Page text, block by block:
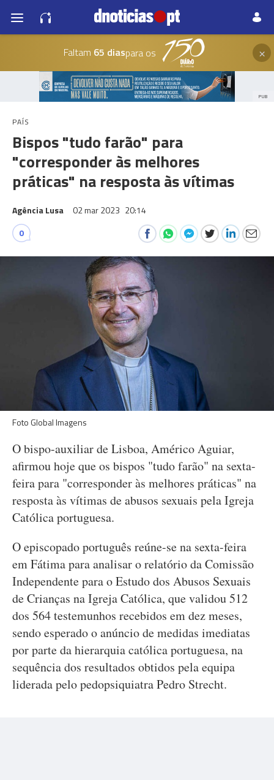
Faltam 65 diaspara os ×
PUB
PAÍS
Bispos "tudo farão" para
"corresponder às melhores
práticas" na resposta às vítimas
Agência Lusa 02 mar 2023 20:14
0
Foto Global Imagens
O bispo-auxiliar de Lisboa, Américo Aguiar,
afirmou hoje que os bispos "tudo farão" na sexta-
feira para "corresponder às melhores práticas" na
resposta às vítimas de abusos sexuais pela Igreja
Católica portuguesa.
O episcopado português reúne-se na sexta-feira
em Fátima para analisar o relatório da Comissão
Independente para o Estudo dos Abusos Sexuais
de Crianças na Igreja Católica, que validou 512
dos 564 testemunhos recebidos em dez meses,
sendo esperado o anúncio de medidas imediatas
por parte da hierarquia católica portuguesa, na
sequência dos resultados obtidos pela equipa
liderada pelo pedopsiquiatra Pedro Strecht.